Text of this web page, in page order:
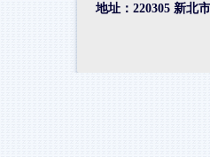
地址：220305 新北